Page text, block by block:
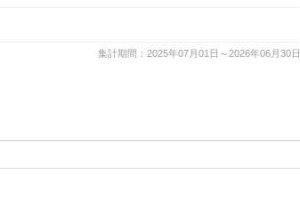
集計期間：2025年07月01日～2026年06月30日